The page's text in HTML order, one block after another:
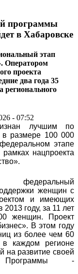
программы
в Хабаровске
этап
Оператором
проекта
два года 35
- 07:52
лучшим по
в размере 100 000
этапе
нацпроекта
федеральный
женщин с
и имеющих
году, за 11 лет
женщин. Проект
В этом году
из более чем 60
в каждом регионе
на развитие своей
Программы -